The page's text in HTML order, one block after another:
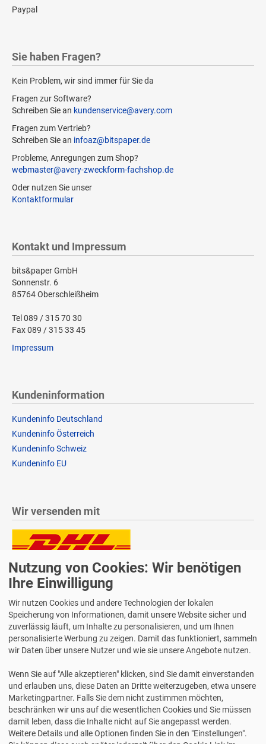
Paypal
Sie haben Fragen?
Kein Problem, wir sind immer für Sie da
Fragen zur Software?
Schreiben Sie an kundenservice@avery.com
Fragen zum Vertrieb?
Schreiben Sie an infoaz@bitspaper.de
Probleme, Anregungen zum Shop?
webmaster@avery-zweckform-fachshop.de
Oder nutzen Sie unser
Kontaktformular
Kontakt und Impressum
bits&paper GmbH
Sonnenstr. 6
85764 Oberschleißheim
Tel 089 / 315 70 30
Fax 089 / 315 33 45
Impressum
Kundeninformation
Kundeninfo Deutschland
Kundeninfo Österreich
Kundeninfo Schweiz
Kundeninfo EU
Wir versenden mit
Lieferung auch an Packstationen und Postfilialen
Samstagszustellung
Bequeme Zahlung über Paypal
2 Jahre Gewährleistung
Alle Texte, Grafiken, Bilder und das Layout sind urheberrechtlich
geschützt und dürfen nicht ohne ausdrückliche, schriftliche
Erlaubnis weiterverwendet werden.
Nutzung von Cookies: Wir benötigen
Ihre Einwilligung
Wir nutzen Cookies und andere Technologien der lokalen
Speicherung von Informationen, damit unsere Website sicher und
zuverlässig läuft, um Inhalte zu personalisieren, und um Ihnen
personalisierte Werbung zu zeigen. Damit das funktioniert, sammeln
wir Daten über unsere Nutzer und wie sie unsere Angebote nutzen.
Wenn Sie auf "Alle akzeptieren" klicken, sind Sie damit einverstanden
und erlauben uns, diese Daten an Dritte weiterzugeben, etwa unsere
Marketingpartner. Falls Sie dem nicht zustimmen möchten,
beschränken wir uns auf die wesentlichen Cookies und Sie müssen
damit leben, dass die Inhalte nicht auf Sie angepasst werden.
Weitere Details und alle Optionen finden Sie in den "Einstellungen".